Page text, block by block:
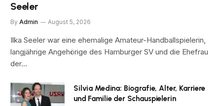
Seeler
By Admin August 5, 2026
Ilka Seeler war eine ehemalige Amateur-Handballspielerin,
langjährige Angehörige des Hamburger SV und die Ehefrau
der…
Silvia Medina: Biografie, Alter, Karriere
und Familie der Schauspielerin